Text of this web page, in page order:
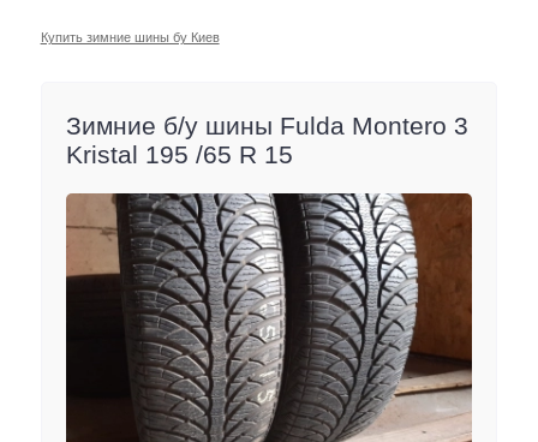
Купить зимние шины бу Киев
Зимние б/у шины Fulda Montero 3
Kristal 195 /65 R 15